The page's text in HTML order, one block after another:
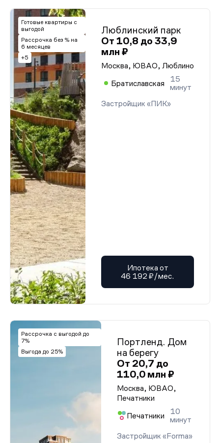
Готовые квартиры с
выгодой
Рассрочка без % на
6 месяцев
+5
Люблинский парк
От 10,8 до 33,9
млн ₽
Москва, ЮВАО, Люблино
Братиславская
15
минут
Застройщик «ПИК»
Ипотека от
46 192 ₽/мес.
Рассрочка с выгодой до
7%
Выгода до 25%
Портленд. Дом
на берегу
От 20,7 до
110,0 млн ₽
Москва, ЮВАО,
Печатники
Печатники
10
минут
Застройщик «Forma»